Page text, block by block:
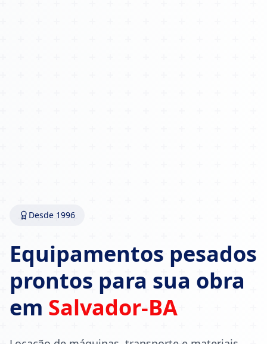
Desde 1996
Equipamentos pesados
prontos para sua obra
em Salvador-BA